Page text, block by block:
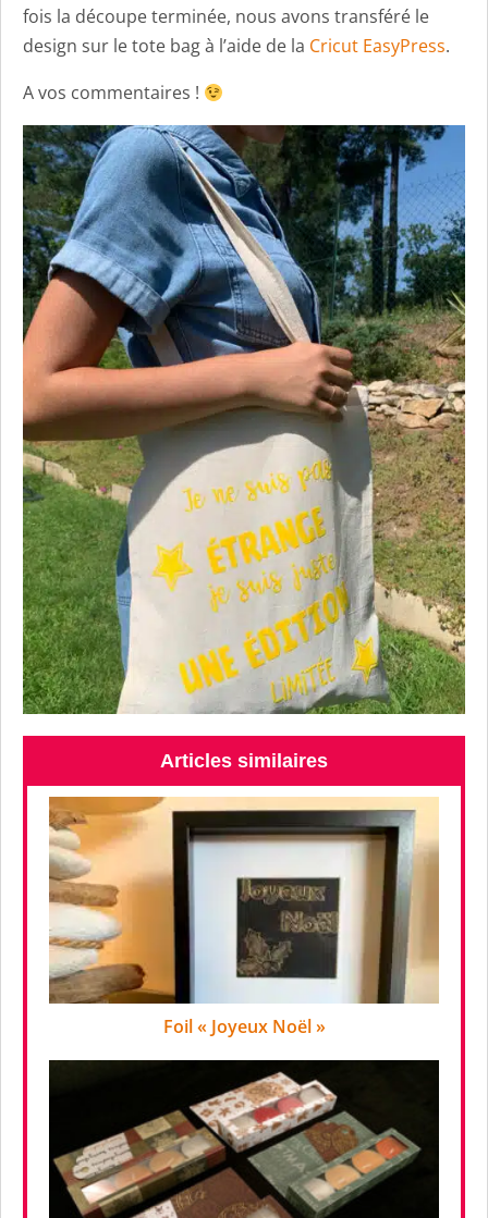
fois la découpe terminée, nous avons transféré le
design sur le tote bag à l’aide de la Cricut EasyPress.
A vos commentaires !
Articles similaires
Foil « Joyeux Noël »